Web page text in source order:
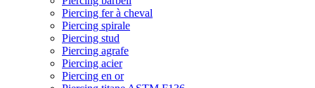
Piercing fer à cheval
Piercing spirale
Piercing stud
Piercing agrafe
Piercing acier
Piercing en or